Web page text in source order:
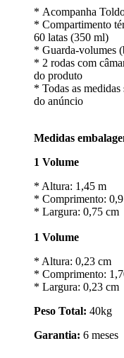
* Acompanha
* Compartimento
60 latas (350 ml)
* Guarda-volumes
* 2 rodas com
do produto
* Todas as
do anúncio
Medidas
1 Volume
* Altura: 1,45 m
* Comprimento:
* Largura: 0,75 cm
1 Volume
* Altura: 0,23 cm
* Comprimento:
* Largura: 0,23 cm
Peso Total: 40kg
Garantia: 6 meses